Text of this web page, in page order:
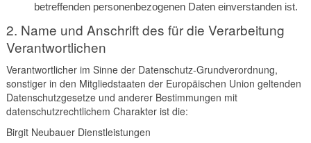
betreffenden personenbezogenen Daten einverstanden ist.
2. Name und Anschrift des für die Verarbeitung
Verantwortlichen
Verantwortlicher im Sinne der Datenschutz-Grundverordnung,
sonstiger in den Mitgliedstaaten der Europäischen Union geltenden
Datenschutzgesetze und anderer Bestimmungen mit
datenschutzrechtlichem Charakter ist die:
Birgit Neubauer Dienstleistungen